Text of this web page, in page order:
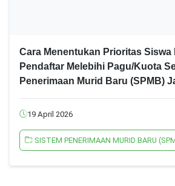
Cara Menentukan Prioritas Siswa
Pendaftar Melebihi Pagu/Kuota
Penerimaan Murid Baru (SPMB)
19 April 2026
SISTEM PENERIMAAN MURID BARU